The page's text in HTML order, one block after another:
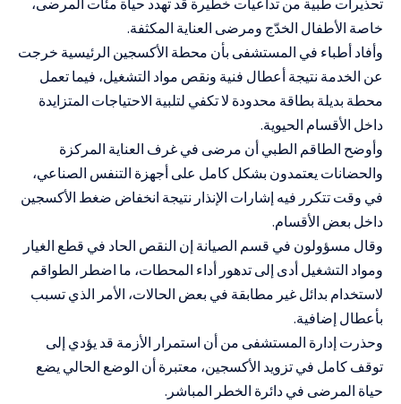
خاصة الأطفال الخدّج ومرضى العناية المكثفة.
وأفاد أطباء في المستشفى بأن محطة الأكسجين الرئيسية خرجت
عن الخدمة نتيجة أعطال فنية ونقص مواد التشغيل، فيما تعمل
محطة بديلة بطاقة محدودة لا تكفي لتلبية الاحتياجات المتزايدة
داخل الأقسام الحيوية.
وأوضح الطاقم الطبي أن مرضى في غرف العناية المركزة
والحضانات يعتمدون بشكل كامل على أجهزة التنفس الصناعي،
في وقت تتكرر فيه إشارات الإنذار نتيجة انخفاض ضغط الأكسجين
داخل بعض الأقسام.
وقال مسؤولون في قسم الصيانة إن النقص الحاد في قطع الغيار
ومواد التشغيل أدى إلى تدهور أداء المحطات، ما اضطر الطواقم
لاستخدام بدائل غير مطابقة في بعض الحالات، الأمر الذي تسبب
بأعطال إضافية.
وحذرت إدارة المستشفى من أن استمرار الأزمة قد يؤدي إلى
توقف كامل في تزويد الأكسجين، معتبرة أن الوضع الحالي يضع
حياة المرضى في دائرة الخطر المباشر.